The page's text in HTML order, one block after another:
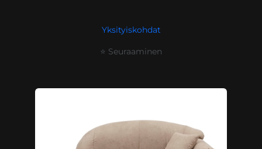
Yksityiskohdat
⭐ Seuraaminen